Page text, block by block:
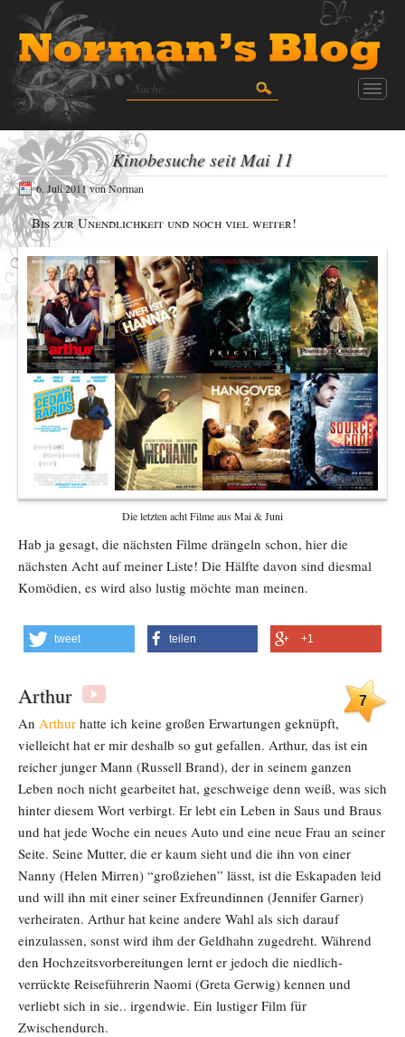
Kinobesuche seit Mai 11
6. Juli 2011vonNorman
Bis zur Unendlichkeit und noch viel weiter!
Die letzten acht Filme aus Mai & Juni
Hab ja gesagt, die nächsten Filme drängeln schon, hier die
nächsten Acht auf meiner Liste! Die Hälfte davon sind diesmal
Komödien, es wird also lustig möchte man meinen.
tweet teilen +1
Arthur 7
An Arthur hatte ich keine großen Erwartungen geknüpft,
vielleicht hat er mir deshalb so gut gefallen. Arthur, das ist ein
reicher junger Mann (Russell Brand), der in seinem ganzen
Leben noch nicht gearbeitet hat, geschweige denn weiß, was sich
hinter diesem Wort verbirgt. Er lebt ein Leben in Saus und Braus
und hat jede Woche ein neues Auto und eine neue Frau an seiner
Seite. Seine Mutter, die er kaum sieht und die ihn von einer
Nanny (Helen Mirren) “großziehen” lässt, ist die Eskapaden leid
und will ihn mit einer seiner Exfreundinnen (Jennifer Garner)
verheiraten. Arthur hat keine andere Wahl als sich darauf
einzulassen, sonst wird ihm der Geldhahn zugedreht. Während
den Hochzeitsvorbereitungen lernt er jedoch die niedlich-
verrückte Reiseführerin Naomi (Greta Gerwig) kennen und
verliebt sich in sie.. irgendwie. Ein lustiger Film für
Zwischendurch.